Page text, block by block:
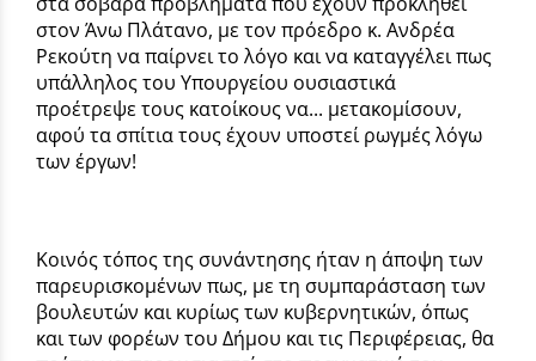
στον Άνω Πλάτανο, με τον πρόεδρο κ. Ανδρέα
Ρεκούτη να παίρνει το λόγο και να καταγγέλει πως
υπάλληλος του Υπουργείου ουσιαστικά
προέτρεψε τους κατοίκους να... μετακομίσουν,
αφού τα σπίτια τους έχουν υποστεί ρωγμές λόγω
των έργων!
Κοινός τόπος της συνάντησης ήταν η άποψη των
παρευρισκομένων πως, με τη συμπαράσταση των
βουλευτών και κυρίως των κυβερνητικών, όπως
και των φορέων του Δήμου και τις Περιφέρειας, θα